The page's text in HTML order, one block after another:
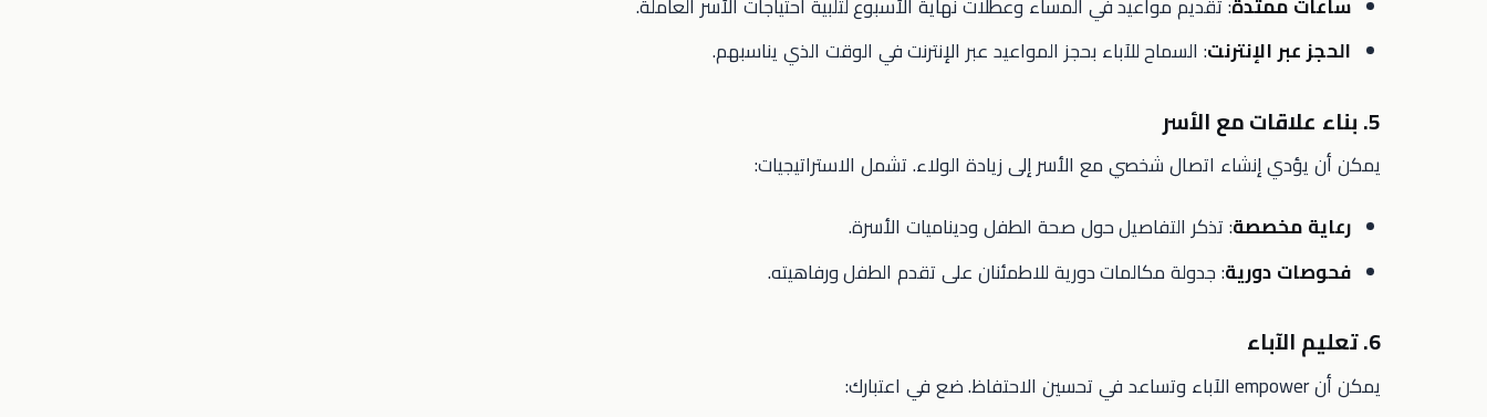
الحجز عبر الإنترنت: السماح للآباء بحجز المواعيد عبر الإنترنت في الوقت الذي يناسبهم.
5. بناء علاقات مع الأسر
يمكن أن يؤدي إنشاء اتصال شخصي مع الأسر إلى زيادة الولاء. تشمل الاستراتيجيات:
رعاية مخصصة: تذكر التفاصيل حول صحة الطفل وديناميات الأسرة.
فحوصات دورية: جدولة مكالمات دورية للاطمئنان على تقدم الطفل ورفاهيته.
6. تعليم الآباء
يمكن أن empower الآباء وتساعد في تحسين الاحتفاظ. ضع في اعتبارك: